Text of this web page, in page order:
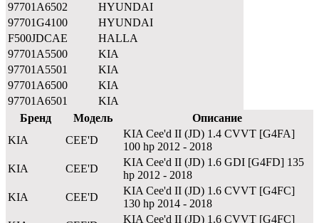
97701A6502
HYUNDAI
97701G4100
HYUNDAI
F500JDCAE
HALLA
97701A5500
KIA
97701A5501
KIA
97701A6500
KIA
97701A6501
KIA
Бренд
Модель
Описание
KIA
CEE'D
KIA Cee'd II (JD) 1.4 CVVT [G4FA]
100 hp 2012 - 2018
KIA
CEE'D
KIA Cee'd II (JD) 1.6 GDI [G4FD] 135
hp 2012 - 2018
KIA
CEE'D
KIA Cee'd II (JD) 1.6 CVVT [G4FC]
130 hp 2014 - 2018
KIA Cee'd II (JD) 1.6 CVVT [G4FC]